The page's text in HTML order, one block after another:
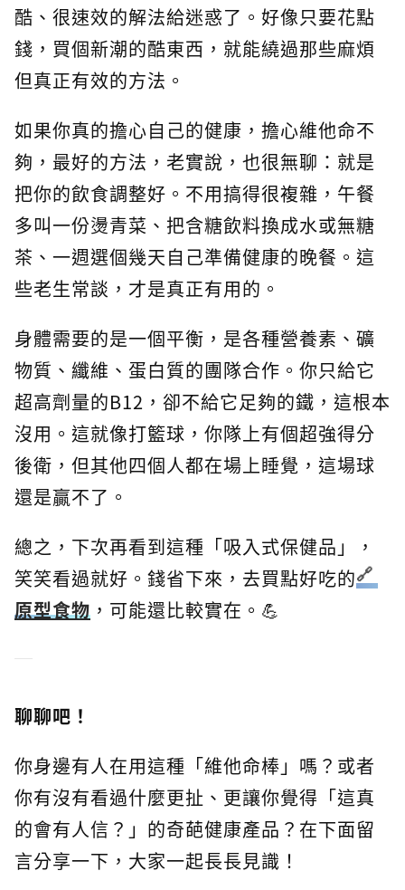
酷、很速效的解法給迷惑了。好像只要花點
錢，買個新潮的酷東西，就能繞過那些麻煩
但真正有效的方法。
如果你真的擔心自己的健康，擔心維他命不
夠，最好的方法，老實說，也很無聊：就是
把你的飲食調整好。不用搞得很複雜，午餐
多叫一份燙青菜、把含糖飲料換成水或無糖
茶、一週選個幾天自己準備健康的晚餐。這
些老生常談，才是真正有用的。
身體需要的是一個平衡，是各種營養素、礦
物質、纖維、蛋白質的團隊合作。你只給它
超高劑量的B12，卻不給它足夠的鐵，這根本
沒用。這就像打籃球，你隊上有個超強得分
後衛，但其他四個人都在場上睡覺，這場球
還是贏不了。
總之，下次再看到這種「吸入式保健品」，
笑笑看過就好。錢省下來，去買點好吃的
原型食物 ，可能還比較實在。💪
聊聊吧！
你身邊有人在用這種「維他命棒」嗎？或者
你有沒有看過什麼更扯、更讓你覺得「這真
的會有人信？」的奇葩健康產品？在下面留
言分享一下，大家一起長長見識！